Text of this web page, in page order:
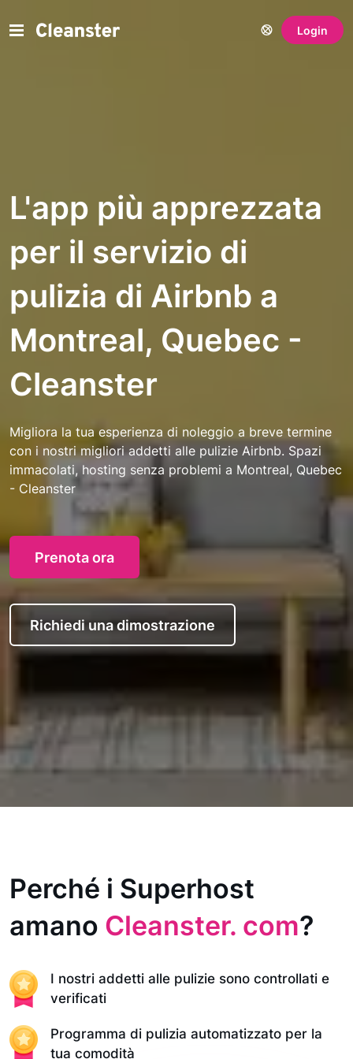
Login
L'app più apprezzata
per il servizio di
pulizia di Airbnb a
Montreal, Quebec -
Cleanster
Migliora la tua esperienza di noleggio a breve termine
con i nostri migliori addetti alle pulizie Airbnb. Spazi
immacolati, hosting senza problemi a Montreal, Quebec
- Cleanster
Prenota ora
Richiedi una dimostrazione
Perché i Superhost
amano Cleanster. com?
I nostri addetti alle pulizie sono controllati e
verificati
Programma di pulizia automatizzato per la
tua comodità